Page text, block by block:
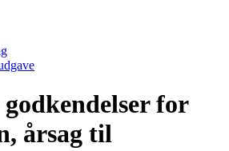
for
årsag til